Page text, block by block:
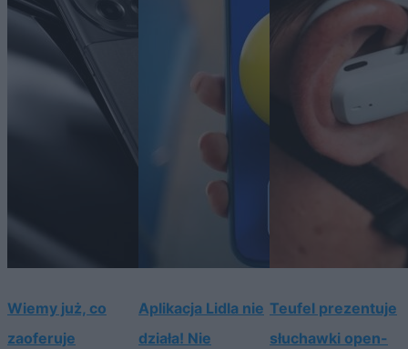
Wiemy już, co
zaoferuje
Aplikacja Lidla nie
działa! Nie
Teufel prezentuje
słuchawki open-